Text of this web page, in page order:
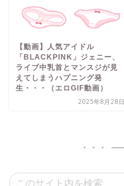
【動画】人気アイドル
「BLACKPINK」ジェニー、
ライブ中乳首とマンスジが見
えてしまうハプニング発
生・・・（エロGIF動画）
2025年8月28日